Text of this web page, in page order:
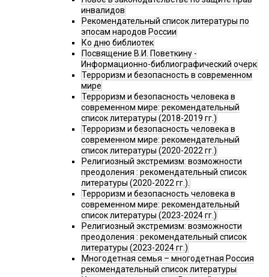
инвалидов
Рекомендательный список литературы по
эпосам народов России
Ко дню библиотек
Посвящение В.И. Поветкину -
Информационно-библиографический очерк
Терроризм и безопасность в современном
мире
Терроризм и безопасность человека в
современном мире: рекомендательный
список литературы (2018-2019 гг.)
Терроризм и безопасность человека в
современном мире: рекомендательный
список литературы (2020-2022 гг.)
Религиозный экстремизм: возможности
преодоления : рекомендательный список
литературы (2020-2022 гг.).
Терроризм и безопасность человека в
современном мире: рекомендательный
список литературы (2023-2024 гг.)
Религиозный экстремизм: возможности
преодоления : рекомендательный список
литературы (2023-2024 гг.)
Многодетная семья – многодетная Россия
рекомендательный список литературы